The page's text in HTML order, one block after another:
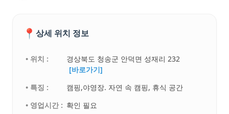
📍 상세 위치 정보
• 위치 :
경상북도 청송군 안덕면 성재리 232
[바로가기]
• 특징 :
캠핑,야영장. 자연 속 캠핑, 휴식 공간
• 영업시간 : 확인 필요